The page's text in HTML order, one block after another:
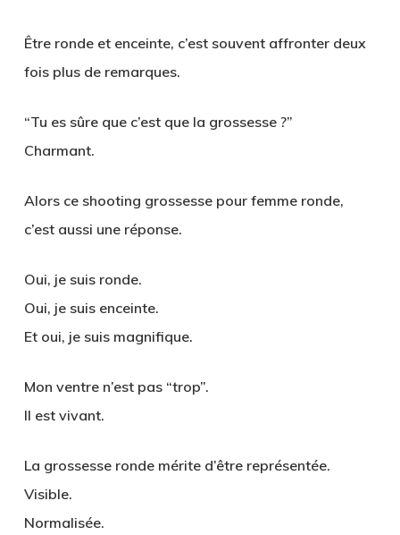
Être ronde et enceinte, c’est souvent affronter deux
fois plus de remarques.
“Tu es sûre que c’est que la grossesse ?”
Charmant.
Alors ce shooting grossesse pour femme ronde,
c’est aussi une réponse.
Oui, je suis ronde.
Oui, je suis enceinte.
Et oui, je suis magnifique.
Mon ventre n’est pas “trop”.
Il est vivant.
La grossesse ronde mérite d’être représentée.
Visible.
Normalisée.